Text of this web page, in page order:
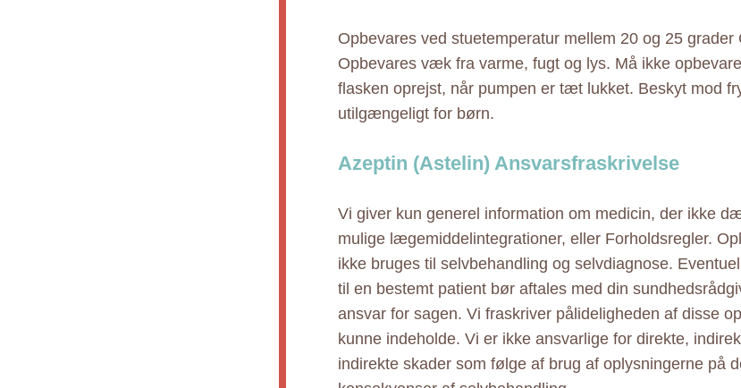
Opbevares ved stuetemperatur mellem 20 og 25 grader
Opbevares væk fra varme, fugt og lys. Må ikke
flasken oprejst, når pumpen er tæt lukket. Beskyt mod
utilgængeligt for børn.
Azeptin (Astelin) Ansvarsfraskrivelse
Vi giver kun generel information om medicin, der ikke
mulige lægemiddelintegrationer, eller Forholdsregler.
ikke bruges til selvbehandling og selvdiagnose.
til en bestemt patient bør aftales med din
ansvar for sagen. Vi fraskriver pålideligheden af disse
kunne indeholde. Vi er ikke ansvarlige for direkte,
indirekte skader som følge af brug af oplysningerne på